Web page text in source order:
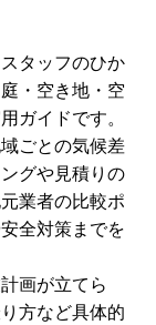
タッフのひか
・空き地・空
ガイドです。
ごとの気候差
グや見積りの
業者の比較ポ
全対策までを
画が立てら
方など具体的